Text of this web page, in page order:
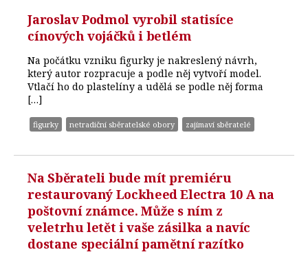
Jaroslav Podmol vyrobil statisíce
cínových vojáčků i betlém
Na počátku vzniku figurky je nakreslený návrh,
který autor rozpracuje a podle něj vytvoří model.
Vtlačí ho do plastelíny a udělá se podle něj forma
[…]
figurky netradiční sběratelské obory zajímaví sběratelé
Na Sběrateli bude mít premiéru
restaurovaný Lockheed Electra 10 A na
poštovní známce. Může s ním z
veletrhu letět i vaše zásilka a navíc
dostane speciální pamětní razítko